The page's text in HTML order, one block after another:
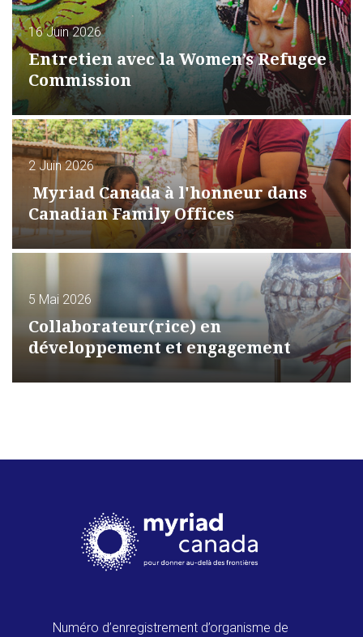
16 Juin 2026
Entretien avec la Women’s Refugee
Commission
2 Juin 2026
Myriad Canada à l'honneur dans
Canadian Family Offices
5 Mai 2026
Collaborateur(rice) en
développement et engagement
Numéro d’enregistrement d’organisme de